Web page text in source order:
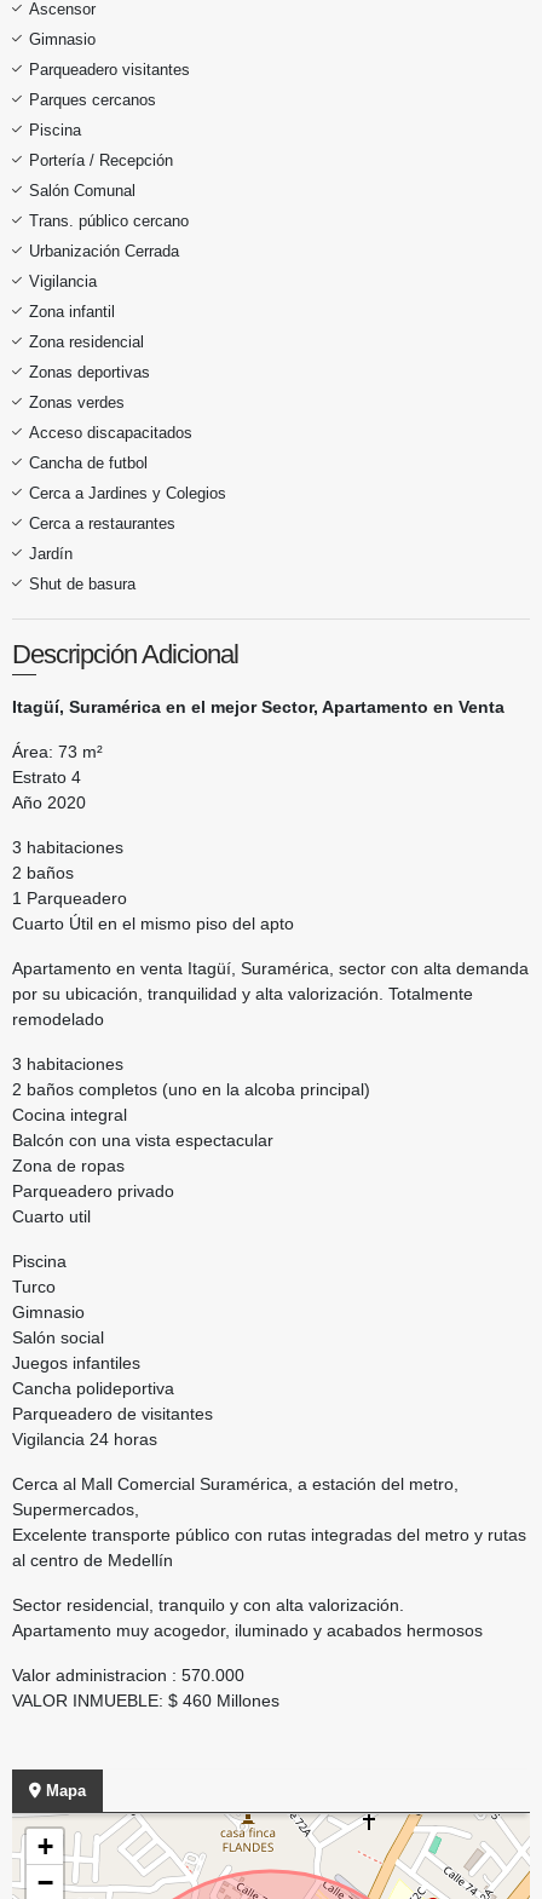
Ascensor
Gimnasio
Parqueadero visitantes
Parques cercanos
Piscina
Portería / Recepción
Salón Comunal
Trans. público cercano
Urbanización Cerrada
Vigilancia
Zona infantil
Zona residencial
Zonas deportivas
Zonas verdes
Acceso discapacitados
Cancha de futbol
Cerca a Jardines y Colegios
Cerca a restaurantes
Jardín
Shut de basura
Descripción Adicional
Itagüí, Suramérica en el mejor Sector, Apartamento en Venta
Área: 73 m²
Estrato 4
Año 2020
3 habitaciones
2 baños
1 Parqueadero
Cuarto Útil en el mismo piso del apto
Apartamento en venta Itagüí, Suramérica, sector con alta demanda
por su ubicación, tranquilidad y alta valorización. Totalmente
remodelado
3 habitaciones
2 baños completos (uno en la alcoba principal)
Cocina integral
Balcón con una vista espectacular
Zona de ropas
Parqueadero privado
Cuarto util
Piscina
Turco
Gimnasio
Salón social
Juegos infantiles
Cancha polideportiva
Parqueadero de visitantes
Vigilancia 24 horas
Cerca al Mall Comercial Suramérica, a estación del metro,
Supermercados,
Excelente transporte público con rutas integradas del metro y rutas
al centro de Medellín
Sector residencial, tranquilo y con alta valorización.
Apartamento muy acogedor, iluminado y acabados hermosos
Valor administracion : 570.000
VALOR INMUEBLE: $ 460 Millones
Mapa
+
−